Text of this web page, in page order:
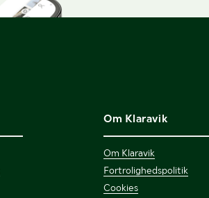
Om Klaravik
Om Klaravik
Fortrolighedspolitik
Cookies